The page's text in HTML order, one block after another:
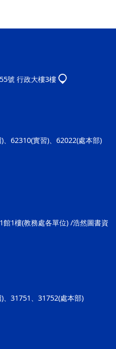
號 行政大樓3樓
62310(實習)、62022(處本部)
1樓(教務處各單位) /浩然圖書資
、31751、31752(處本部)